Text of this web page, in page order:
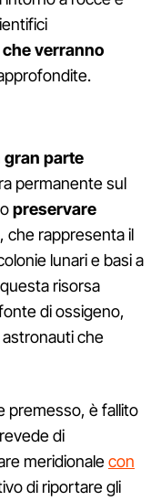
verranno
gran parte
permanente sul
preservare
, che rappresenta il
lunari e basi a
risorsa
di ossigeno,
che
premesso, è fallito
di
meridionalecon
di riportare gli